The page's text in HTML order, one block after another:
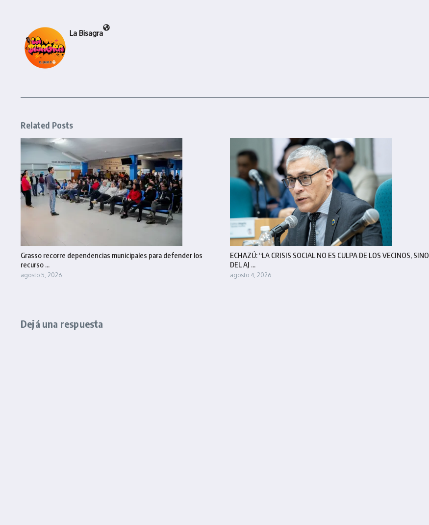
La Bisagra
Related Posts
Grasso recorre dependencias municipales para defender los
recurso ...
agosto 5, 2026
ECHAZÚ: “LA CRISIS SOCIAL NO ES CULPA DE LOS VECINOS, SINO
DEL AJ ...
agosto 4, 2026
Dejá una respuesta